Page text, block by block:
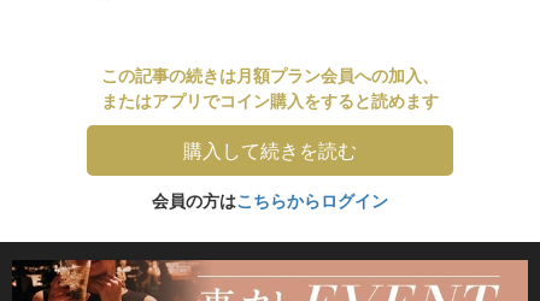
この記事の続きは月額プラン会員への加入、
またはアプリでコイン購入をすると読めます
購入して続きを読む
会員の方はこちらからログイン